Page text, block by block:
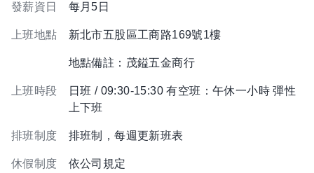
發薪資日 每月5日
上班地點 新北市五股區工商路169號1樓
地點備註：茂鎰五金商行
上班時段
日班 / 09:30-15:30 有空班：午休一小時 彈性
上下班
排班制度 排班制，每週更新班表
休假制度 依公司規定